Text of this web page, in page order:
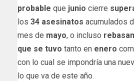
probable que junio cierre
los 34 asesinatos acumulados
mes de mayo, o incluso
que se tuvo tanto en enero
con lo cual se impondría una
lo que va de este año.